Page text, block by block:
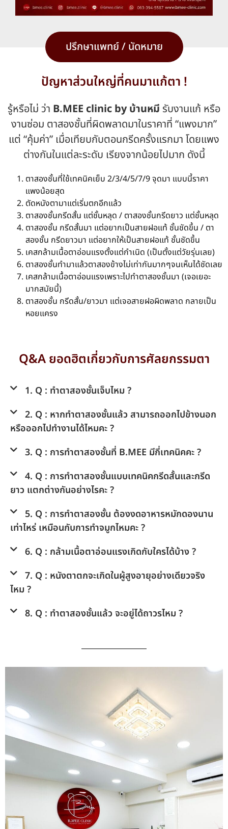
ปรึกษาแพทย์ / นัดหมาย
ปัญหาส่วนใหญ่ที่คนมาแก้ตา !
รู้หรือไม่ ว่า B.MEE clinic by บ้านหมี รับงานแก้ หรือ
งานซ่อม ตาสองชั้นที่ผิดพลาดมาในราคาที่ “แพงมาก”
แต่ “คุ้มค่า” เมื่อเทียบกับตอนกรีดครั้งแรกมา โดยแพง
ต่างกันในแต่ละระดับ เรียงจากน้อยไปมาก ดังนี้
ตาสองชั้นที่ใช้เทคนิคเย็บ 2/3/4/5/7/9 จุดมา แบบนี้ราคา
แพงน้อยสุด
ตัดหนังตามาแต่เริ่มตกอีกแล้ว
ตาสองชั้นกรีดสั้น แต่ชั้นหลุด / ตาสองชั้นกรีดยาว แต่ชั้นหลุด
ตาสองชั้น กรีดสั้นมา แต่อยากเป็นสายฝอแท้ ชั้นชัดขึ้น / ตา
สองชั้น กรีดยาวมา แต่อยากให้เป็นสายฝอแท้ ชั้นชัดขึ้น
เคสกล้ามเนื้อตาอ่อนแรงตั้งแต่กำเนิด (เป็นตั้งแต่วัยรุ่นเลย)
ตาสองชั้นทำมาแล้วตาสองข้างไม่เท่ากันมากๆจนเห็นได้ชัดเลย
เคสกล้ามเนื้อตาอ่อนแรงเพราะไปทำตาสองชั้นมา (เจอเยอะ
มากสมัยนี้)
ตาสองชั้น กรีดสั้น/ยาวมา แต่เจอสายฝอผิดพลาด กลายเป็น
หอยแครง
Q&A ยอดฮิตเกี่ยวกับการศัลยกรรมตา
1. Q : ทำตาสองชั้นเจ็บไหม ?
2. Q : หากทำตาสองชั้นแล้ว สามารถออกไปข้างนอก
หรือออกไปทำงานได้ไหมคะ ?
3. Q : การทำตาสองชั้นที่ B.MEE มีกี่เทคนิคคะ ?
4. Q : การทำตาสองชั้นแบบเทคนิคกรีดสั้นและกรีด
ยาว แตกต่างกันอย่างไรคะ ?
5. Q : การทำตาสองชั้น ต้องงดอาหารหมักดองนาน
เท่าไหร่ เหมือนกับการทำจมูกไหมคะ ?
6. Q : กล้ามเนื้อตาอ่อนแรงเกิดกับใครได้บ้าง ?
7. Q : หนังตาตกจะเกิดในผู้สูงอายุอย่างเดียวจริง
ไหม ?
8. Q : ทำตาสองชั้นแล้ว จะอยู่ได้ถาวรไหม ?